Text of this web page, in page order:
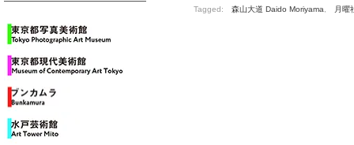
Tagged: 森山大道 Daido Moriyama 月曜